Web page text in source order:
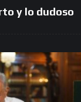
y lo dudoso